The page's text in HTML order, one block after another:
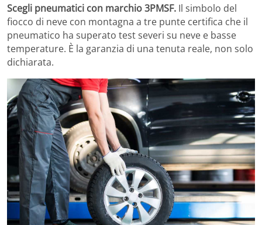
Scegli pneumatici con marchio 3PMSF. Il simbolo del
fiocco di neve con montagna a tre punte certifica che il
pneumatico ha superato test severi su neve e basse
temperature. È la garanzia di una tenuta reale, non solo
dichiarata.